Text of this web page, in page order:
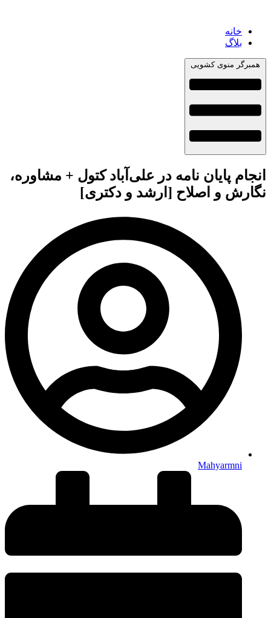
خانه
بلاگ
همبرگر منوی کشویی
انجام پایان نامه در علی‌آباد کتول + مشاوره،
نگارش و اصلاح [ارشد و دکتری]
Mahyarmni